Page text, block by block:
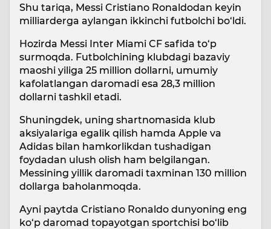
Shu tariqa, Messi Cristiano Ronaldodan keyin
milliarderga aylangan ikkinchi futbolchi bo‘ldi.
Hozirda Messi Inter Miami CF safida to‘p
surmoqda. Futbolchining klubdagi bazaviy
maoshi yiliga 25 million dollarni, umumiy
kafolatlangan daromadi esa 28,3 million
dollarni tashkil etadi.
Shuningdek, uning shartnomasida klub
aksiyalariga egalik qilish hamda Apple va
Adidas bilan hamkorlikdan tushadigan
foydadan ulush olish ham belgilangan.
Messining yillik daromadi taxminan 130 million
dollarga baholanmoqda.
Ayni paytda Cristiano Ronaldo dunyoning eng
ko‘p daromad topayotgan sportchisi bo‘lib